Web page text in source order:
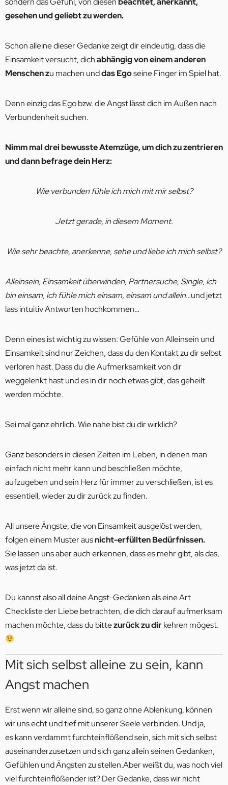
gesehen und geliebt zu werden.
Schon alleine dieser Gedanke zeigt dir eindeutig, dass die
Einsamkeit versucht, dichabhängig von einem anderen
Menschen zu machen unddas Egoseine Finger im Spiel hat.
Denn einzig das Ego bzw. die Angst lässt dich im Außen nach
Verbundenheit suchen.
Nimm mal drei bewusste Atemzüge, um dich zu zentrieren
und dann befrage dein Herz:
Wie verbunden fühle ich mich mit mir selbst?
Jetzt gerade, in diesem Moment.
Wie sehr beachte, anerkenne, sehe und liebe ich mich selbst?
Alleinsein, Einsamkeit überwinden, Partnersuche, Single, ich
bin einsam, ich fühle mich einsam, einsam und allein…und jetzt
lass intuitiv Antworten hochkommen…
Denn eines ist wichtig zu wissen: Gefühle von Alleinsein und
Einsamkeit sind nur Zeichen, dass du den Kontakt zu dir selbst
verloren hast. Dass du die Aufmerksamkeit von dir
weggelenkt hast und es in dir noch etwas gibt, das geheilt
werden möchte.
Sei mal ganz ehrlich. Wie nahe bist du dir wirklich?
Ganz besonders in diesen Zeiten im Leben, in denen man
einfach nicht mehr kann und beschließen möchte,
aufzugeben und sein Herz für immer zu verschließen, ist es
essentiell, wieder zu dir zurück zu finden.
All unsere Ängste, die von Einsamkeit ausgelöst werden,
folgen einem Muster ausnicht-erfüllten Bedürfnissen.
Sie lassen uns aber auch erkennen, dass es mehr gibt, als das,
was jetzt da ist.
Du kannst also all deine Angst-Gedanken als eine Art
Checkliste der Liebe betrachten, die dich darauf aufmerksam
machen möchte, dass du bittezurück zu dirkehren mögest.
Mit sich selbst alleine zu sein, kann
Angst machen
Erst wenn wir alleine sind, so ganz ohne Ablenkung, können
wir uns echt und tief mit unserer Seele verbinden. Und ja,
es kann verdammt furchteinflößend sein, sich mit sich selbst
auseinanderzusetzen und sich ganz allein seinen Gedanken,
Gefühlen und Ängsten zu stellen.Aber weißt du, was noch viel
viel furchteinflößender ist? Der Gedanke, dass wir nicht